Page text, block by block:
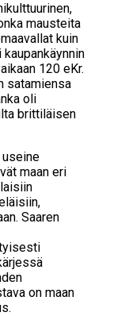
mausteita
kuin
120 eKr.
satamiensa
oli
brittiläisen
useine
maan eri
Saaren
on maan